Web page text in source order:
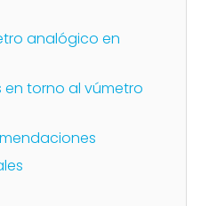
analógico en
torno al vúmetro